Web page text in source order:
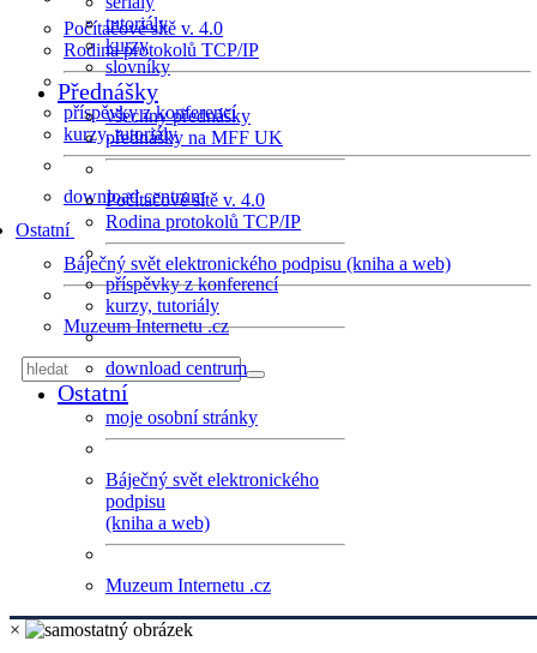
Počítačové sítě v. 4.0
Rodina protokolů TCP/IP
příspěvky z konferencí
kurzy, tutoriály
download centrum
Ostatní
Báječný svět elektronického podpisu (kniha a web)
Muzeum Internetu .cz
tutoriály
kurzy
slovníky
Přednášky
všechny přednášky
přednášky na MFF UK
Počítačové sítě v. 4.0
Rodina protokolů TCP/IP
příspěvky z konferencí
kurzy, tutoriály
download centrum
Ostatní
moje osobní stránky
Báječný svět elektronického
podpisu
(kniha a web)
Muzeum Internetu .cz
×